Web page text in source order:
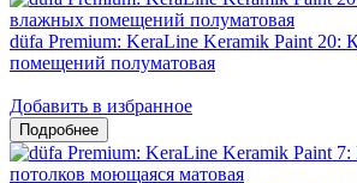
düfa Premium: KeraLine Keramik Paint 20:
помещений полуматовая
Добавить в избранное